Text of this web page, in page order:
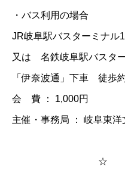
・バス利用の場合
JR岐阜駅バスターミナル
又は 名鉄岐阜駅バスタ
「伊奈波通」下車 徒歩
会 費 ： 1,000円​
主催・事務局 ： 岐阜東洋
☆